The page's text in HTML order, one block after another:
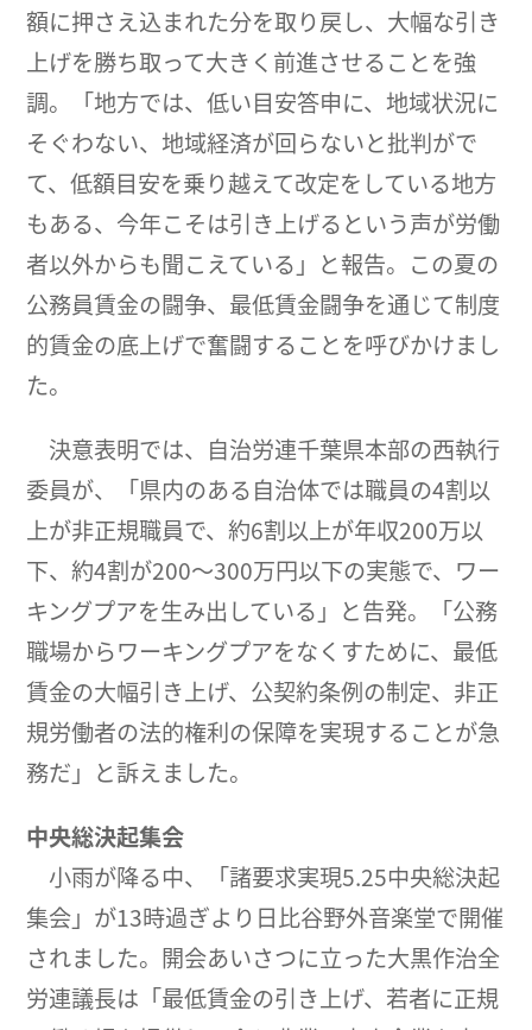
額に押さえ込まれた分を取り戻し、大幅な引き
上げを勝ち取って大きく前進させることを強
調。「地方では、低い目安答申に、地域状況に
そぐわない、地域経済が回らないと批判がで
て、低額目安を乗り越えて改定をしている地方
もある、今年こそは引き上げるという声が労働
者以外からも聞こえている」と報告。この夏の
公務員賃金の闘争、最低賃金闘争を通じて制度
的賃金の底上げで奮闘することを呼びかけまし
た。
決意表明では、自治労連千葉県本部の西執行
委員が、「県内のある自治体では職員の4割以
上が非正規職員で、約6割以上が年収200万以
下、約4割が200～300万円以下の実態で、ワー
キングプアを生み出している」と告発。「公務
職場からワーキングプアをなくすために、最低
賃金の大幅引き上げ、公契約条例の制定、非正
規労働者の法的権利の保障を実現することが急
務だ」と訴えました。
中央総決起集会
小雨が降る中、「諸要求実現5.25中央総決起
集会」が13時過ぎより日比谷野外音楽堂で開催
されました。開会あいさつに立った大黒作治全
労連議長は「最低賃金の引き上げ、若者に正規